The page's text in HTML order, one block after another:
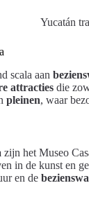
scala aan
attracties die
pleinen, waar
zijn het Museo
in de kunst en
en de